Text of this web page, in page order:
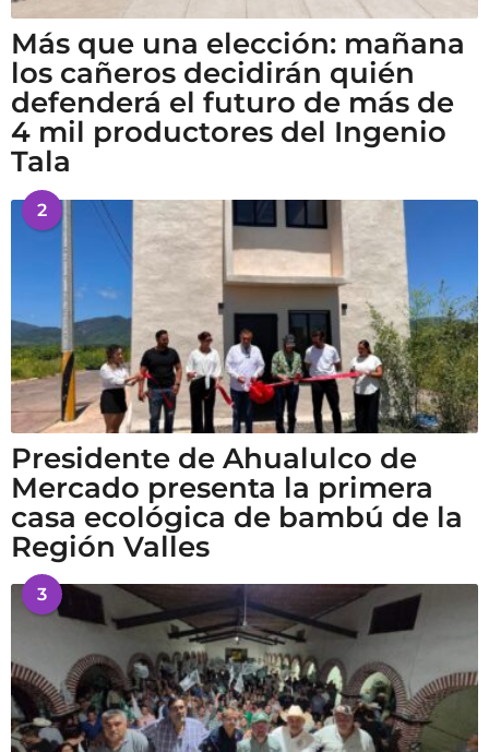
Más que una elección: mañana
los cañeros decidirán quién
defenderá el futuro de más de
4 mil productores del Ingenio
Tala
2
Presidente de Ahualulco de
Mercado presenta la primera
casa ecológica de bambú de la
Región Valles
3